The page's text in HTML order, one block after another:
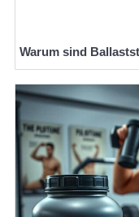
Warum sind